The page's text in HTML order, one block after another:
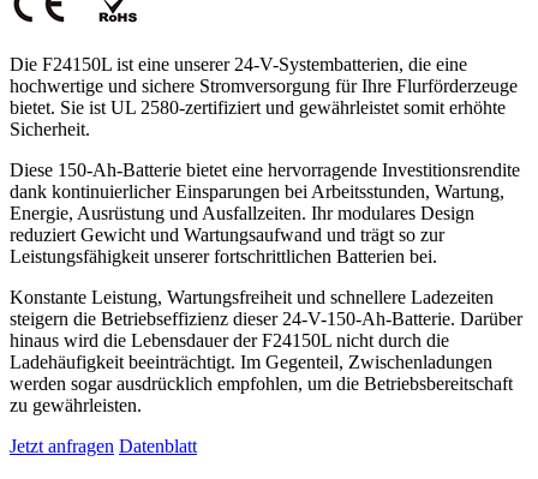
Die F24150L ist eine unserer 24-V-Systembatterien, die eine
hochwertige und sichere Stromversorgung für Ihre Flurförderzeuge
bietet. Sie ist UL 2580-zertifiziert und gewährleistet somit erhöhte
Sicherheit.
Diese 150-Ah-Batterie bietet eine hervorragende Investitionsrendite
dank kontinuierlicher Einsparungen bei Arbeitsstunden, Wartung,
Energie, Ausrüstung und Ausfallzeiten. Ihr modulares Design
reduziert Gewicht und Wartungsaufwand und trägt so zur
Leistungsfähigkeit unserer fortschrittlichen Batterien bei.
Konstante Leistung, Wartungsfreiheit und schnellere Ladezeiten
steigern die Betriebseffizienz dieser 24-V-150-Ah-Batterie. Darüber
hinaus wird die Lebensdauer der F24150L nicht durch die
Ladehäufigkeit beeinträchtigt. Im Gegenteil, Zwischenladungen
werden sogar ausdrücklich empfohlen, um die Betriebsbereitschaft
zu gewährleisten.
Jetzt anfragen Datenblatt